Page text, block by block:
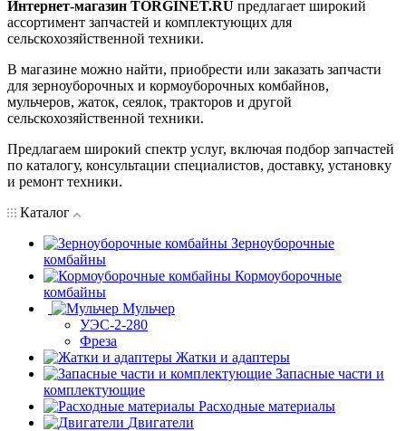
Интернет-магазин TORGINET.RU предлагает широкий
ассортимент запчастей и комплектующих для
сельскохозяйственной техники.
В магазине можно найти, приобрести или заказать запчасти
для зерноуборочных и кормоуборочных комбайнов,
мульчеров, жаток, сеялок, тракторов и другой
сельскохозяйственной техники.
Предлагаем широкий спектр услуг, включая подбор запчастей
по каталогу, консультации специалистов, доставку, установку
и ремонт техники.
Каталог
Зерноуборочные
комбайны
Кормоуборочные
комбайны
Мульчер
УЭС-2-280
Фреза
Жатки и адаптеры
Запасные части и
комплектующие
Расходные материалы
Двигатели